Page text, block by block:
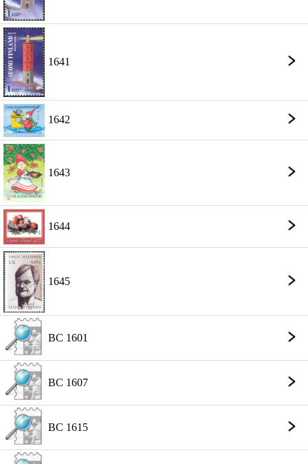
1641
1642
1643
1644
1645
BC 1601
BC 1607
BC 1615